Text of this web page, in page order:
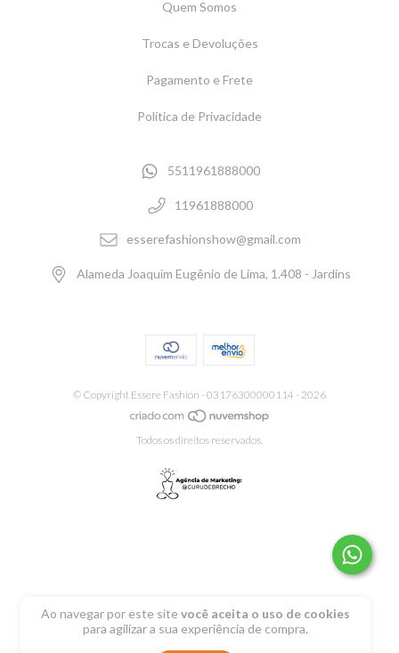
Ao navegar por este sitevocê aceita o uso de cookies
para agilizar a sua experiência de compra.
Quem Somos
Trocas e Devoluções
Pagamento e Frete
Política de Privacidade
5511961888000
11961888000
esserefashionshow@gmail.com
Alameda Joaquim Eugênio de Lima, 1.408 - Jardins
© Copyright Essere Fashion - 03176300000114 - 2026
Todos os direitos reservados.